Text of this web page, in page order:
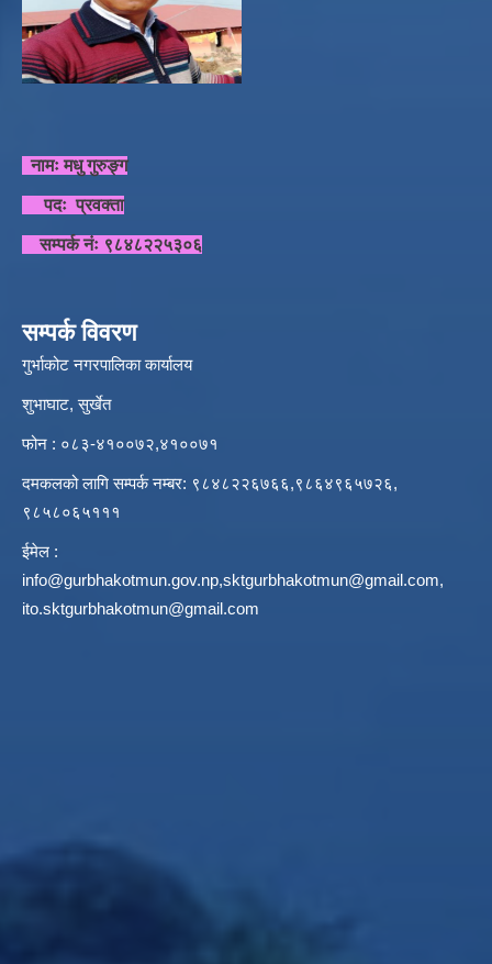
नामः मधु गुरुङ्ग
पदः प्रवक्ता
सम्पर्क नंः ९८४८२२५३०६
सम्पर्क विवरण
गुर्भाकोट नगरपालिका कार्यालय
शुभाघाट, सुर्खेत
फोन : ०८३-४१००७२,४१००७१
दमकलको लागि सम्पर्क नम्बर: ९८४८२२६७६६,९८६४९६५७२६,
९८५८०६५१११
ईमेल :
info@gurbhakotmun.gov.np,sktgurbhakotmun@gmail.com,
ito.sktgurbhakotmun@gmail.com